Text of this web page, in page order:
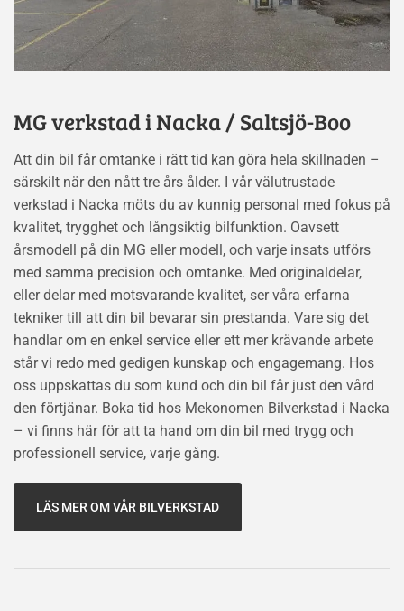
MG verkstad i Nacka / Saltsjö-Boo
Att din bil får omtanke i rätt tid kan göra hela skillnaden –
särskilt när den nått tre års ålder. I vår välutrustade
verkstad i Nacka möts du av kunnig personal med fokus på
kvalitet, trygghet och långsiktig bilfunktion. Oavsett
årsmodell på din MG eller modell, och varje insats utförs
med samma precision och omtanke. Med originaldelar,
eller delar med motsvarande kvalitet, ser våra erfarna
tekniker till att din bil bevarar sin prestanda. Vare sig det
handlar om en enkel service eller ett mer krävande arbete
står vi redo med gedigen kunskap och engagemang. Hos
oss uppskattas du som kund och din bil får just den vård
den förtjänar. Boka tid hos Mekonomen Bilverkstad i Nacka
– vi finns här för att ta hand om din bil med trygg och
professionell service, varje gång.
LÄS MER OM VÅR BILVERKSTAD